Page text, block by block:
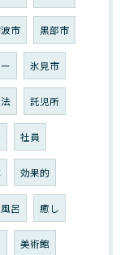
市 黒部市
氷見市
託児所
社員
効果的
呂 癒し
美術館